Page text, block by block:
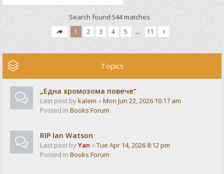
Search found 544 matches
1 2 3 4 5 … 11
Topics
„Една хромозома повече“
Last post bykalein « Mon Jun 22, 2026 10:17 am
Posted in Books Forum
RIP Ian Watson
Last post byYan « Tue Apr 14, 2026 8:12 pm
Posted in Books Forum